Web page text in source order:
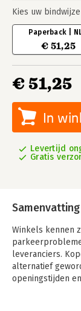
Kies uw bindwijze
Paperback |
€ 51,25
€ 51,25
In
Levertijd
Gratis
Samenvatting
Winkels kennen
leveranciers.
alternatief
openingstijden